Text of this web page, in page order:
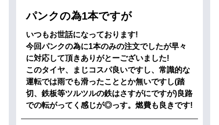
パンクの為1本ですが
いつもお世話になっております!
今回パンクの為に1本のみの注文でしたが早々
に対応して頂きありがとーございました!
このタイヤ、まじコスパ良いですし、常識的な
運転では雨でも滑ったこととか無いですし(踏
切、鉄板等ツルツルの鉄はさすがにですが)良路
での転がってく感じが◎っす。燃費も良きです!